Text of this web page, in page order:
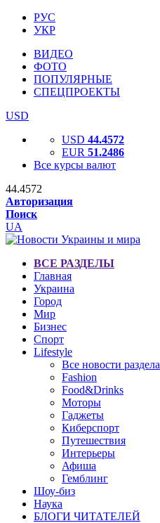
РУС
УКР
ВИДЕО
ФОТО
ПОПУЛЯРНЫЕ
СПЕЦПРОЕКТЫ
USD
USD 44.4572
EUR 51.2486
Все курсы валют
44.4572
Авторизация
Поиск
UA
ВСЕ РАЗДЕЛЫ
Главная
Украина
Город
Мир
Бизнес
Спорт
Lifestyle
Все новости раздела
Fashion
Food&Drinks
Моторы
Гаджеты
Киберспорт
Путешествия
Интерьеры
Афиша
Гемблинг
Шоу-биз
Наука
БЛОГИ ЧИТАТЕЛЕЙ